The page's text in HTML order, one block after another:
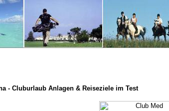
- Cluburlaub Anlagen & Reiseziele im Test